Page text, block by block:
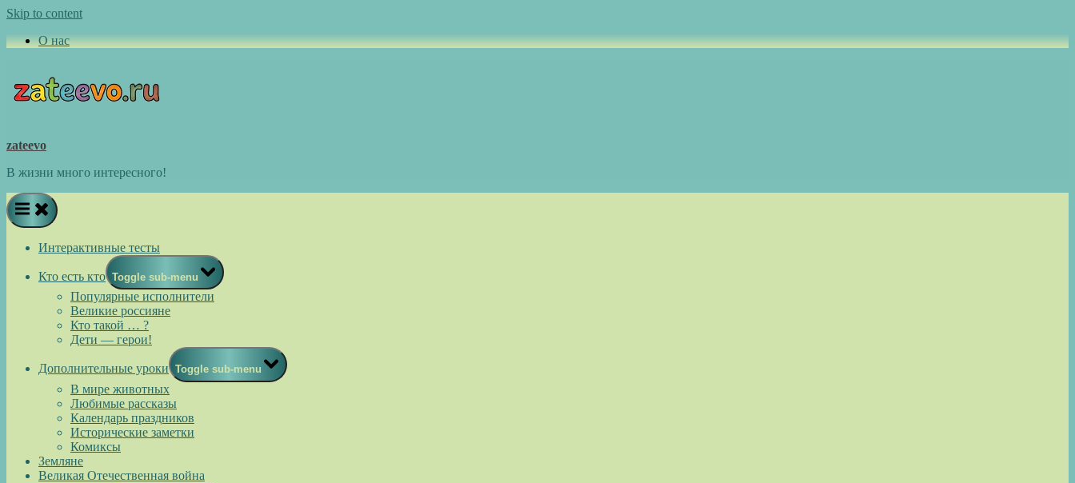
Skip to content
О нас
zateevo
В жизни много интересного!
Интерактивные тесты
Кто есть кто Toggle sub-menu
Популярные исполнители
Великие россияне
Кто такой … ?
Дети — герои!
Дополнительные уроки Toggle sub-menu
В мире животных
Любимые рассказы
Календарь праздников
Исторические заметки
Комиксы
Земляне
Великая Отечественная война